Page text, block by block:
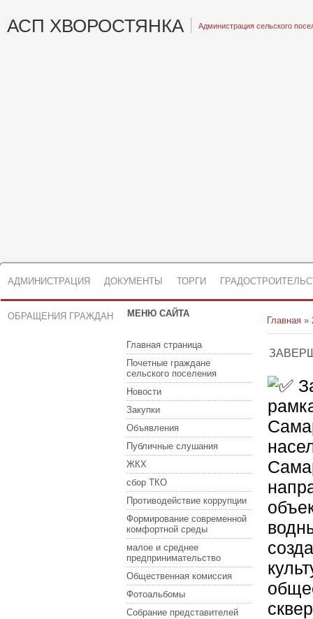
АСП ХВОРОСТЯНКА Администрация сельского
АДМИНИСТРАЦИЯ ДОКУМЕНТЫ ТОРГИ
ОБРАЩЕНИЯ ГРАЖДАН МЕНЮ САЙТА
Главная страница
Почетные граждане
сельского поселения
Новости
Закупки
Объявления
Публичные слушания
ЖКХ
сбор ТКО
Противодействие коррупции
Формирование современной
комфортной среды
малое и среднее
предпринимательство
Общественная комиссия
Фотоальбомы
Собрание представителей
Главная »